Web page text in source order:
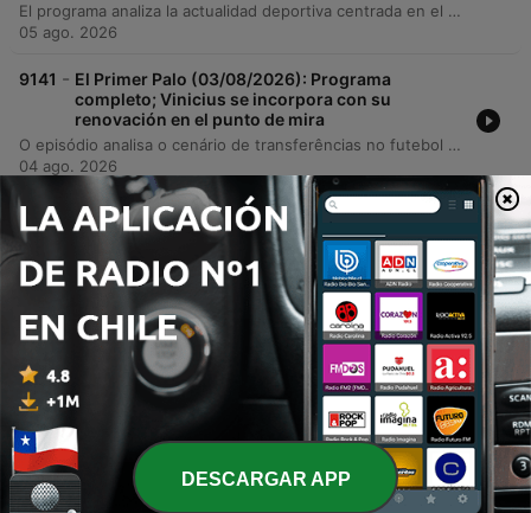
El programa analiza la actualidad deportiva centrada en el mercado de fichajes, con un debate profundo sobre la situación contractual de Vinicius Jr. en el Real Madrid y la influencia de agencias como Roc Nation. Se examinan las estrategias de contratación del club blanco, priorizando perfiles tácticos frente a nombres mediáticos, y se comentan movimientos clave en equipos como el Atlético de Madrid, el Barcelona y el Valencia Basket. Además, se repasa la actualidad de otras disciplinas, incluyendo el éxito de Iris Tío en natación, la situación de las instalaciones del Rayo Vallecano y los cambios en la Liga Endesa de baloncesto. El episodio concluye con un repaso por diversas noticias internacionales de ciclismo, tenis y fútbol femenino.
05 ago. 2026
9141 - El Primer Palo (03/08/2026): Programa
completo; Vinicius se incorpora con su
renovación en el punto de mira
O episódio analisa o cenário de transferências no futebol europeu, com foco na possível saída de Vinícius Jr. do Real Madrid para o Arsenal e a chegada de Bernardo Silva ao clube merengue. Discute-se também a incerteza sobre o futuro de Ferran Torres no Barcelona e a necessidade de um novo centroavante para a equipe catalã. No âmbito do ciclismo, o programa aborda a participação de Tadej Pogačar na Vuelta a España em busca da 'triple corona' e os desafios impostos pelo calor extremo. O debate encerra com reflexões sobre o impacto das alterações climáticas no calendário desportivo e a importância dos Jogos Olímpicos.
04 ago. 2026
9140
El Primer Palo (31/07/2026); programa
completo: Infantino se decanta por Marruecos
El programa analiza las recientes declaraciones de Infantino sobre el Mundial 2030 y la posible privatización de la FIFA, así como la dimisión de su asesor Carlos Cordeiro. Se debate sobre la creciente mercantilización del fútbol y la pérdida de protagonismo de España en la candidatura conjunta. En el ámbito de clubes, se examina la situación de varios futbolistas del Real Madrid, incluyendo el futuro de Mastantuono, las dudas sobre Avilés y el posible traspaso de Vinicius Jr. al Arsenal tras la llegada de Mbappé. Finalmente, se aborda la crisis institucional y de infraestructura del Rayo Vallecano debido a problemas de seguridad en su estadio.
01 ago. 2026
Mostrar más episodios
Más podcasts de Deportes
Ver todo
DESCARGAR APP